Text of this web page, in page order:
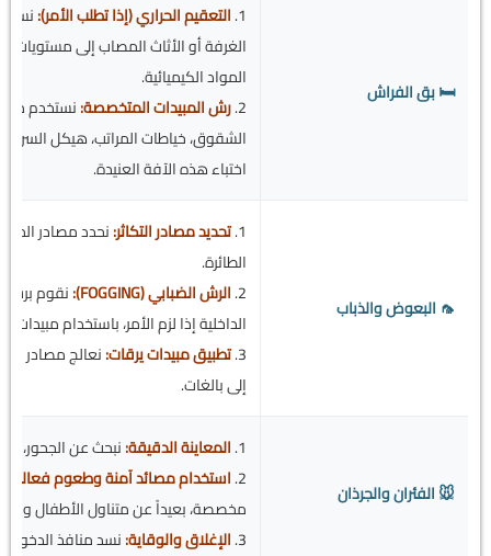
🛏️ بق الفراش
1. التعقيم الحراري (إذا تطلب الأمر):
الغرفة أو الأثاث المصاب إلى
المواد الكيميائية.
2. رش المبيدات المتخصصة:نستخدم
الشقوق، خياطات المراتب، هيكل
اختباء هذه الآفة العنيدة.
🦟 البعوض والذباب
1. تحديد مصادر التكاثر:نحدد مصادر
الطائرة.
2. الرش الضبابي (FOGGING):
نقوم برش
الداخلية إذا لزم الأمر، باستخدام
3. تطبيق مبيدات يرقات:نعالج مصادر
إلى بالغات.
🐭 الفئران والجرذان
1. المعاينة الدقيقة:نبحث عن الجحور،
2. استخدام مصائد آمنة وطعوم فعالة:
مخصصة، بعيداً عن متناول الأطفال
3. الإغلاق والوقاية:نسد منافذ